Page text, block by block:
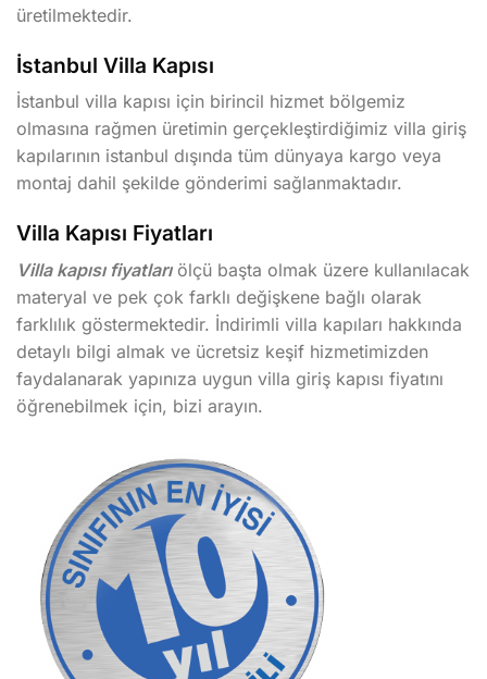
üretilmektedir.
İstanbul Villa Kapısı
İstanbul villa kapısı için birincil hizmet bölgemiz
olmasına rağmen üretimin gerçekleştirdiğimiz villa giriş
kapılarının istanbul dışında tüm dünyaya kargo veya
montaj dahil şekilde gönderimi sağlanmaktadır.
Villa Kapısı Fiyatları
Villa kapısı fiyatlarıölçü başta olmak üzere kullanılacak
materyal ve pek çok farklı değişkene bağlı olarak
farklılık göstermektedir. İndirimli villa kapıları hakkında
detaylı bilgi almak ve ücretsiz keşif hizmetimizden
faydalanarak yapınıza uygun villa giriş kapısı fiyatını
öğrenebilmek için, bizi arayın.